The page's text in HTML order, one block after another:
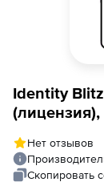
Identity
(лицензия),
Edition
Нет отзывов
Скопировать